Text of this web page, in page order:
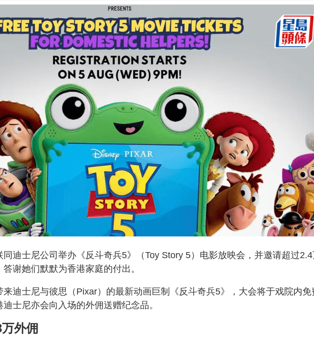
迪士尼公司举办《反斗奇兵5》（Toy Story 5）电影放映会，并邀请超过
谢她们默默为香港家庭的付出。
来迪士尼与彼思（Pixar）的最新动画巨制《反斗奇兵5》，大会将于戏院内免
士尼亦会向入场的外佣送赠纪念品。
外佣